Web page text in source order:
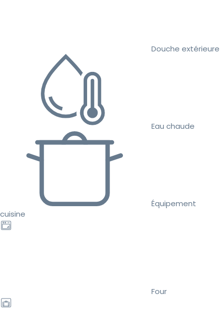
Douche extérieure
Eau chaude
Équipement
cuisine
Four